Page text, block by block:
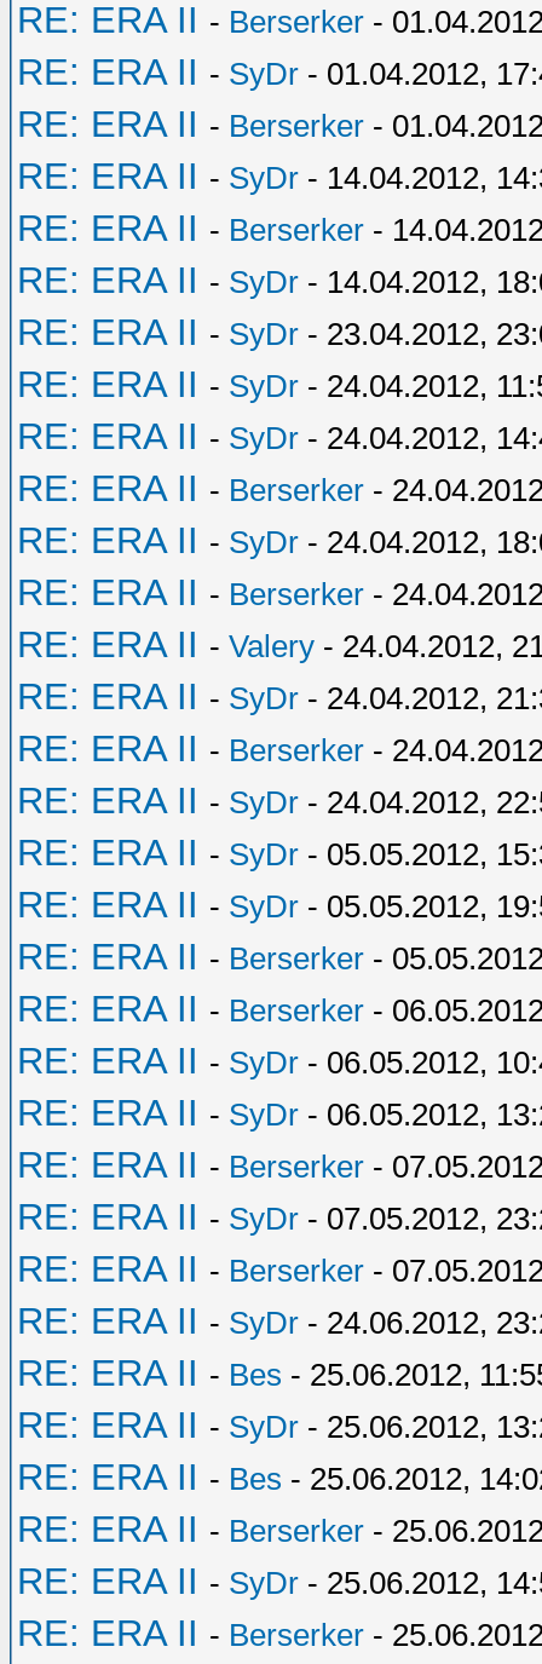
RE: ERA II - Berserker -
RE: ERA II - SyDr - 01.04.2012,
RE: ERA II - Berserker -
RE: ERA II - SyDr - 14.04.2012,
RE: ERA II - Berserker -
RE: ERA II - SyDr - 14.04.2012,
RE: ERA II - SyDr - 23.04.2012,
RE: ERA II - SyDr - 24.04.2012,
RE: ERA II - SyDr - 24.04.2012,
RE: ERA II - Berserker -
RE: ERA II - SyDr - 24.04.2012,
RE: ERA II - Berserker -
RE: ERA II - Valery - 24.04.2012,
RE: ERA II - SyDr - 24.04.2012,
RE: ERA II - Berserker -
RE: ERA II - SyDr - 24.04.2012,
RE: ERA II - SyDr - 05.05.2012,
RE: ERA II - SyDr - 05.05.2012,
RE: ERA II - Berserker -
RE: ERA II - Berserker -
RE: ERA II - SyDr - 06.05.2012,
RE: ERA II - SyDr - 06.05.2012,
RE: ERA II - Berserker -
RE: ERA II - SyDr - 07.05.2012,
RE: ERA II - Berserker -
RE: ERA II - SyDr - 24.06.2012,
RE: ERA II - Bes - 25.06.2012,
RE: ERA II - SyDr - 25.06.2012,
RE: ERA II - Bes - 25.06.2012,
RE: ERA II - Berserker -
RE: ERA II - SyDr - 25.06.2012,
RE: ERA II - Berserker -